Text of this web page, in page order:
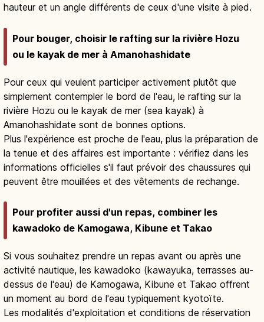
hauteur et un angle différents de ceux d'une visite à pied.
Pour bouger, choisir le rafting sur la rivière Hozu
ou le kayak de mer à Amanohashidate
Pour ceux qui veulent participer activement plutôt que
simplement contempler le bord de l'eau, le rafting sur la
rivière Hozu ou le kayak de mer (sea kayak) à
Amanohashidate sont de bonnes options.
Plus l'expérience est proche de l'eau, plus la préparation de
la tenue et des affaires est importante : vérifiez dans les
informations officielles s'il faut prévoir des chaussures qui
peuvent être mouillées et des vêtements de rechange.
Pour profiter aussi d'un repas, combiner les
kawadoko de Kamogawa, Kibune et Takao
Si vous souhaitez prendre un repas avant ou après une
activité nautique, les kawadoko (kawayuka, terrasses au-
dessus de l'eau) de Kamogawa, Kibune et Takao offrent
un moment au bord de l'eau typiquement kyotoïte.
Les modalités d'exploitation et conditions de réservation